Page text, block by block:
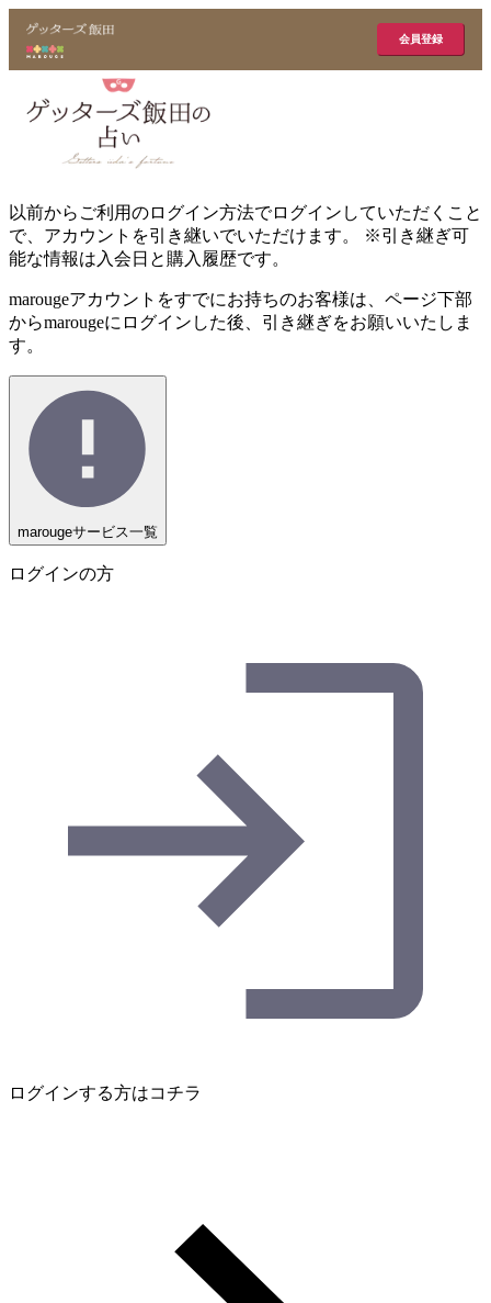
会員登録
以前からご利用のログイン方法でログインしていただくこと
で、アカウントを引き継いでいただけます。 ※引き継ぎ可
能な情報は入会日と購入履歴です。
marougeアカウントをすでにお持ちのお客様は、ページ下部
からmarougeにログインした後、引き継ぎをお願いいたしま
す。
marougeサービス一覧
ログインの方
ログインする方はコチラ